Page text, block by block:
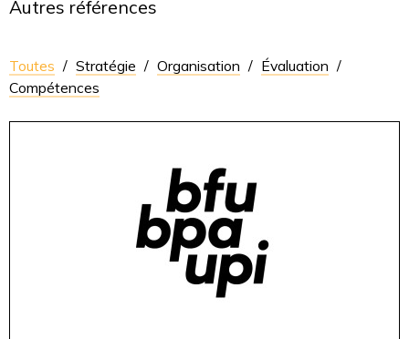
Autres références
Toutes / Stratégie / Organisation / Évaluation /
Compétences